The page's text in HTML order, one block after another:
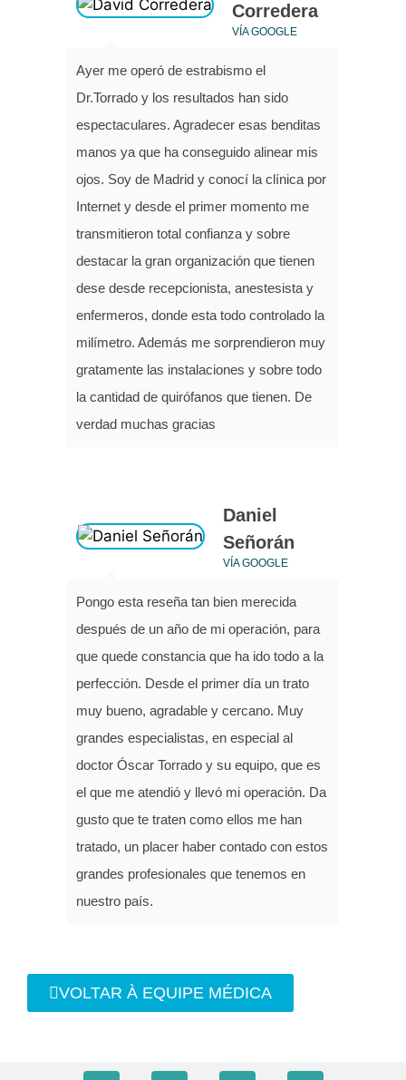
Ayer me operó de estrabismo el
Dr.Torrado y los resultados han sido
espectaculares. Agradecer esas benditas
manos ya que ha conseguido alinear mis
ojos. Soy de Madrid y conocí la clínica por
Internet y desde el primer momento me
transmitieron total confianza y sobre
destacar la gran organización que tienen
dese desde recepcionista, anestesista y
enfermeros, donde esta todo controlado la
milímetro. Además me sorprendieron muy
gratamente las instalaciones y sobre todo
la cantidad de quirófanos que tienen. De
verdad muchas gracias
Corredera
VÍA GOOGLE
Pongo esta reseña tan bien merecida
después de un año de mi operación, para
que quede constancia que ha ido todo a la
perfección. Desde el primer día un trato
muy bueno, agradable y cercano. Muy
grandes especialistas, en especial al
doctor Óscar Torrado y su equipo, que es
el que me atendió y llevó mi operación. Da
gusto que te traten como ellos me han
tratado, un placer haber contado con estos
grandes profesionales que tenemos en
nuestro país.
Daniel
Señorán
VÍA GOOGLE
VOLTAR À EQUIPE MÉDICA